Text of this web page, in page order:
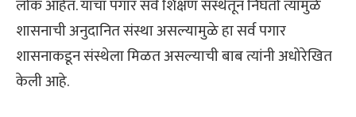
लोक आहेत. यांचा पगार सर्व शिक्षण संस्थेतून निघतो त्यामुळे
शासनाची अनुदानित संस्था असल्यामुळे हा सर्व पगार
शासनाकडून संस्थेला मिळत असल्याची बाब त्यांनी अधोरेखित
केली आहे.